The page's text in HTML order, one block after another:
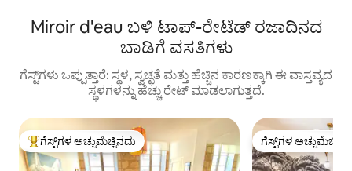
Miroir d'eau ಬಳಿ ಟಾಪ್-ರೇಟೆಡ್ ರಜಾದಿನದ
ಬಾಡಿಗೆ ವಸತಿಗಳು
ಗೆಸ್ಟ್‌ಗಳು ಒಪ್ಪುತ್ತಾರೆ: ಸ್ಥಳ, ಸ್ವಚ್ಛತೆ ಮತ್ತು ಹೆಚ್ಚಿನ ಕಾರಣಕ್ಕಾಗಿ ಈ ವಾಸ್ತವ್ಯದ
ಸ್ಥಳಗಳನ್ನು ಹೆಚ್ಚು ರೇಟ್ ಮಾಡಲಾಗುತ್ತದೆ.
ಗೆಸ್ಟ್‌ಗಳಿಗೆ ಅತಿ ಹೆಚ್ಚು ಅಚ್ಚುಮೆಚ್ಚಿನದು
ಗೆಸ್ಟ್‌ಗಳ ಅಚ್ಚುಮೆಚ್ಚಿನದು ಗೆಸ್ಟ್‌ಗಳ
ಗೆಸ್ಟ್‌ಗಳ